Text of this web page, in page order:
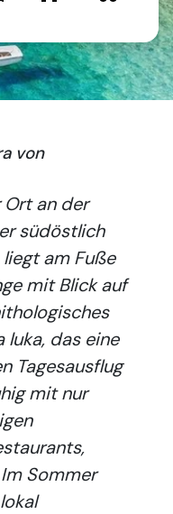
von
Ort an der
südöstlich
am Fuße
mit Blick auf
luka, das eine
Tagesausflug
mit nur
Sommer